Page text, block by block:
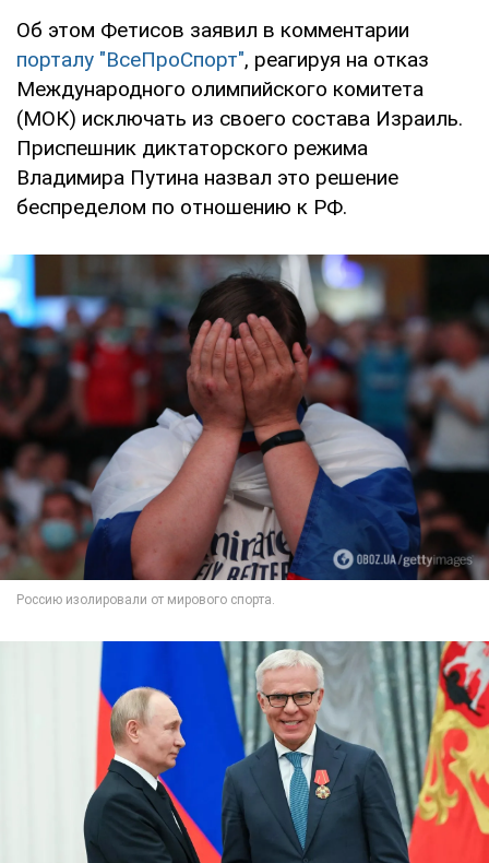
Об этом Фетисов заявил в комментарии
порталу "ВсеПроСпорт", реагируя на отказ
Международного олимпийского комитета
(МОК) исключать из своего состава Израиль.
Приспешник диктаторского режима
Владимира Путина назвал это решение
беспределом по отношению к РФ.